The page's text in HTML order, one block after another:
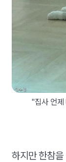
"집사 언제
하지만 한참